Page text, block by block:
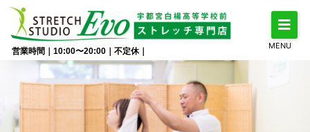
営業時間｜10:00〜20:00｜不定休｜
MENU